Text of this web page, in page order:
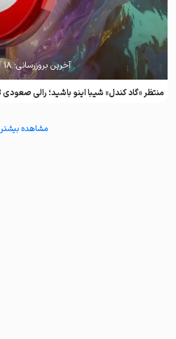
منتظر «گاد کندل» شیبا اینو باشید؛ رالی صعودی SHIB نزدیک است!
آخرین بروزرسانی: ۱۸ آبان ۱۴۰۴
مشاهده بیشتر